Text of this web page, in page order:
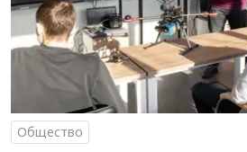
Общество